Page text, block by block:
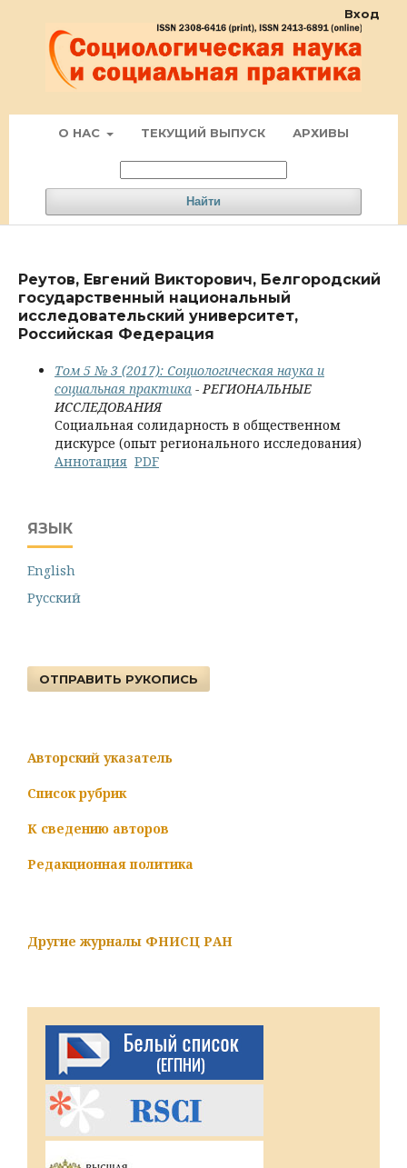
О НАС ТЕКУЩИЙ ВЫПУСК АРХИВЫ
Найти
Вход
Реутов, Евгений Викторович, Белгородский
государственный национальный
исследовательский университет,
Российская Федерация
Том 5 № 3 (2017): Социологическая наука и
социальная практика - РЕГИОНАЛЬНЫЕ
ИССЛЕДОВАНИЯ
Социальная солидарность в общественном
дискурсе (опыт регионального исследования)
Аннотация PDF
ЯЗЫК
English
Русский
ОТПРАВИТЬ РУКОПИСЬ
Авторский указатель
Список рубрик
К сведению авторов
Редакционная политика
Другие журналы ФНИСЦ РАН